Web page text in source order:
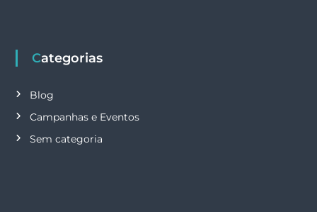
Categorias
Blog
Campanhas e Eventos
Sem categoria